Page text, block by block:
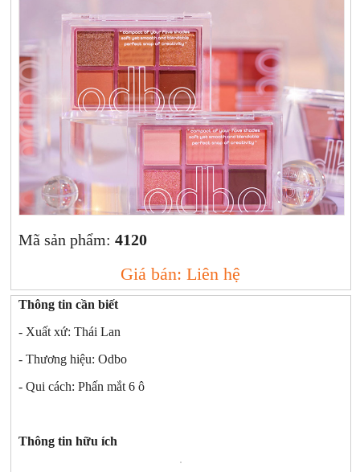
Xịt khoáng
Sữa rửa mặt | Tẩy trang | Lột mụn
Nước hoa hồng | Toner
Sản phẩm trang điểm khác
Kit | Samples các loại
Cushion | BB cream | CC cream
Giảm cân | Tăng cân
Sp chăm sóc da khác
Mã sản phẩm:4120
Giá bán: Liên hệ
Thông tin cần biết
- Xuất xứ: Thái Lan
- Thương hiệu: Odbo
- Qui cách: Phấn mắt 6 ô
Thông tin hữu ích